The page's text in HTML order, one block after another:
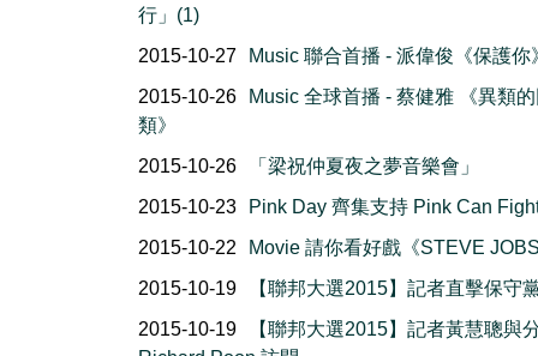
行」(1)
2015-10-27
Music 聯合首播 - 派偉俊《保護你
2015-10-26
Music 全球首播 - 蔡健雅 《異類
類》
2015-10-26
「梁祝仲夏夜之夢音樂會」
2015-10-23
Pink Day 齊集支持 Pink Can
2015-10-22
Movie 請你看好戲《STEVE
2015-10-19
【聯邦大選2015】記者直擊保守
2015-10-19
【聯邦大選2015】記者黃慧聰與